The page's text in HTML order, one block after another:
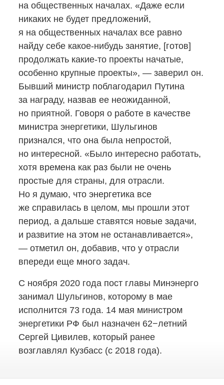
на общественных началах. «Даже если
никаких не будет предложений,
я на общественных началах все равно
найду себе какое-нибудь занятие, [готов]
продолжать какие-то проекты начатые,
особенно крупные проекты», — заверил он.
Бывший министр поблагодарил Путина
за награду, назвав ее неожиданной,
но приятной. Говоря о работе в качестве
министра энергетики, Шульгинов
признался, что она была непростой,
но интересной. «Было интересно работать,
хотя времена как раз были не очень
простые для страны, для отрасли.
Но я думаю, что энергетика все
же справилась в целом, мы прошли этот
период, а дальше ставятся новые задачи,
и развитие на этом не останавливается»,
— отметил он, добавив, что у отрасли
впереди еще много задач.
С ноября 2020 года пост главы Минэнерго
занимал Шульгинов, которому в мае
исполнится 73 года. 14 мая министром
энергетики РФ был назначен 62−летний
Сергей Цивилев, который ранее
возглавлял Кузбасс (с 2018 года).